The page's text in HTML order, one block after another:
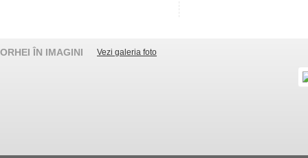
ORHEI ÎN IMAGINI Vezi galeria foto